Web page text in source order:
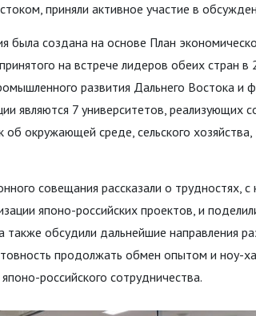
приняли активное участие в
была создана на основе План
на встрече лидеров обеих стран
развития Дальнего Востока и
являются 7 университетов, реализующих
окружающей среде, сельского
совещания рассказали о трудностях,
японо-российских проектов, и
также обсудили дальнейшие направления
продолжать обмен опытом и ноу-
российского сотрудничества.